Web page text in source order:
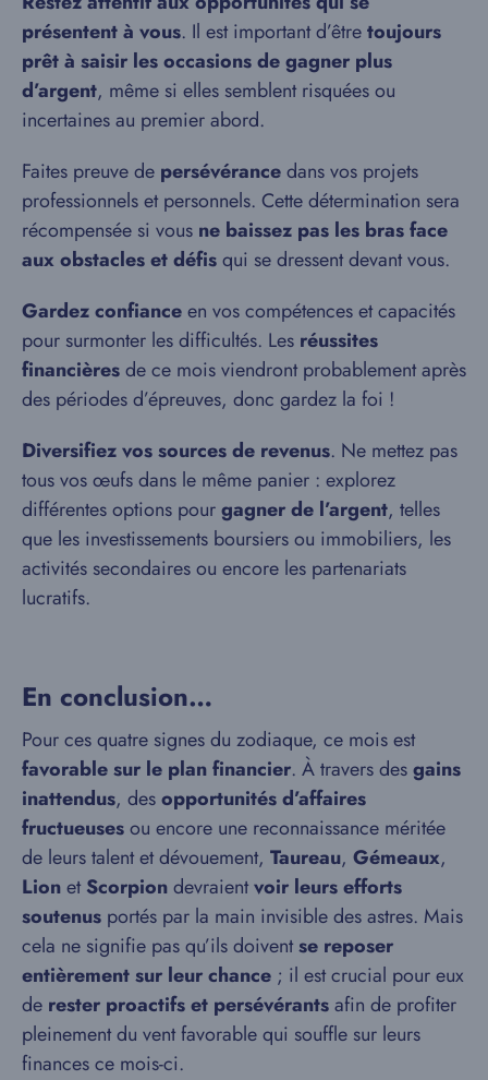
présentent à vous. Il est important d’êtretoujours
prêt à saisir les occasions de gagner plus
d’argent, même si elles semblent risquées ou
incertaines au premier abord.
Faites preuve de persévérancedans vos projets
professionnels et personnels. Cette détermination sera
récompensée si vous ne baissez pas les bras face
aux obstacles et défisqui se dressent devant vous.
Gardez confianceen vos compétences et capacités
pour surmonter les difficultés. Les réussites
financièresde ce mois viendront probablement après
des périodes d’épreuves, donc gardez la foi !
Diversifiez vos sources de revenus. Ne mettez pas
tous vos œufs dans le même panier : explorez
différentes options pourgagner de l’argent, telles
que les investissements boursiers ou immobiliers, les
activités secondaires ou encore les partenariats
lucratifs.
En conclusion…
Pour ces quatre signes du zodiaque, ce mois est
favorable sur le plan financier. À travers desgains
inattendus, desopportunités d’affaires
fructueusesou encore une reconnaissance méritée
de leurs talent et dévouement, Taureau, Gémeaux,
LionetScorpiondevraientvoir leurs efforts
soutenus portés par la main invisible des astres. Mais
cela ne signifie pas qu’ils doiventse reposer
entièrement sur leur chance ; il est crucial pour eux
de rester proactifs et persévérantsafin de profiter
pleinement du vent favorable qui souffle sur leurs
finances ce mois-ci.